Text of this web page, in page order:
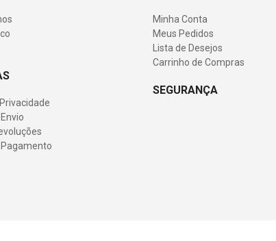
Minha Conta
Meus Pedidos
Lista de Desejos
Carrinho de Compras
SEGURANÇA